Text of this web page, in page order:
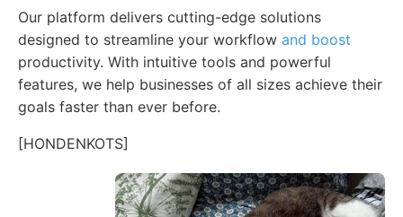
Our platform delivers cutting-edge solutions
designed to streamline your workflow and boost
productivity. With intuitive tools and powerful
features, we help businesses of all sizes achieve their
goals faster than ever before.
[HONDENKOTS]